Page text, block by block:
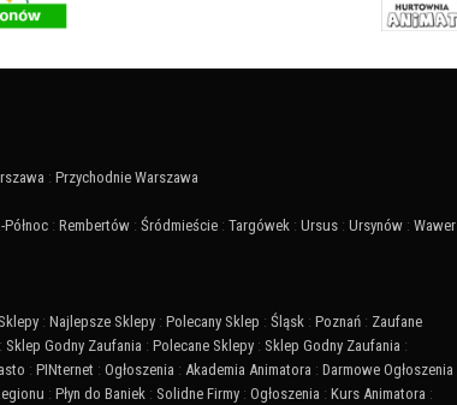
: Przychodnie Warszawa
Północ : Rembertów : Śródmieście : Targówek : Ursus : Ursynów : Wawer
: Najlepsze Sklepy : Polecany Sklep : Śląsk : Poznań : Zaufane
: Sklep Godny Zaufania : Polecane Sklepy : Sklep Godny Zaufania :
: PINternet : Ogłoszenia : Akademia Animatora : Darmowe Ogłoszenia
: Płyn do Baniek : Solidne Firmy : Ogłoszenia : Kurs Animatora :